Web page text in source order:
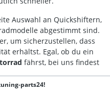
F4B Sensor
Auswahl an Quickshiftern,
abgestimmt sind.
um sicherzustellen, dass
erhältst. Egal, ob du ein
fährst, bei uns findest
parts24!